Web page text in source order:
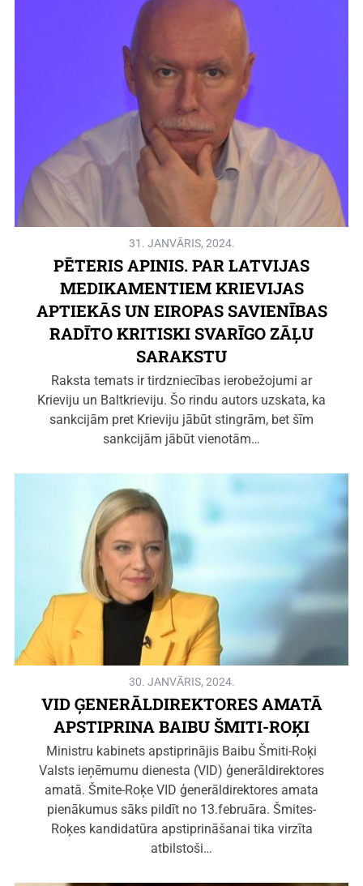
31. JANVĀRIS, 2024.
PĒTERIS APINIS. PAR LATVIJAS
MEDIKAMENTIEM KRIEVIJAS
APTIEKĀS UN EIROPAS SAVIENĪBAS
RADĪTO KRITISKI SVARĪGO ZĀĻU
SARAKSTU
Raksta temats ir tirdzniecības ierobežojumi ar
Krieviju un Baltkrieviju. Šo rindu autors uzskata, ka
sankcijām pret Krieviju jābūt stingrām, bet šīm
sankcijām jābūt vienotām…
30. JANVĀRIS, 2024.
VID ĢENERĀLDIREKTORES AMATĀ
APSTIPRINA BAIBU ŠMITI-ROĶI
Ministru kabinets apstiprinājis Baibu Šmiti-Roķi
Valsts ieņēmumu dienesta (VID) ģenerāldirektores
amatā. Šmite-Roķe VID ģenerāldirektores amata
pienākumus sāks pildīt no 13.februāra. Šmites-
Roķes kandidatūra apstiprināšanai tika virzīta
atbilstoši…